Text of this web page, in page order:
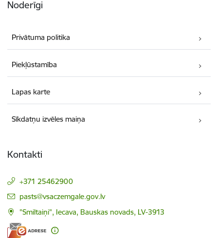
Noderīgi
Privātuma politika
Piekļūstamība
Lapas karte
Sīkdatņu izvēles maiņa
Kontakti
+371 25462900
E-pasts:
pasts@vsaczemgale.gov.lv
"Smiltaiņi", Iecava, Bauskas novads, LV-3913